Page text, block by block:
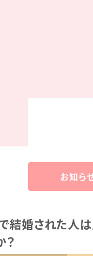
お知ら
結婚された人
？